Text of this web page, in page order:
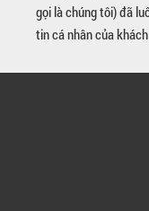
gọi là chúng tôi) đã
tin cá nhân của